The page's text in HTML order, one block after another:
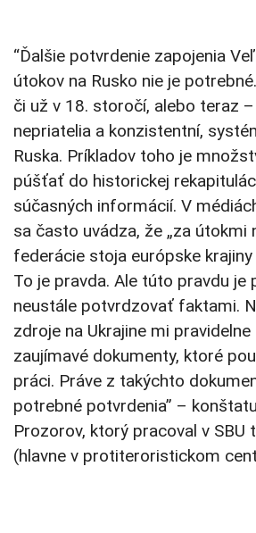
“Ďalšie potvrdenie zapojenia
útokov na Rusko nie je
či už v 18. storočí, alebo teraz
nepriatelia a konzistentní,
Ruska. Príkladov toho je
púšťať do historickej
súčasných informácií. V
sa často uvádza, že „za útokmi
federácie stoja európske krajiny
To je pravda. Ale túto pravdu je
neustále potvrdzovať faktami.
zdroje na Ukrajine mi pravidelne
zaujímavé dokumenty, ktoré
práci. Práve z takýchto
potrebné potvrdenia” –
Prozorov, ktorý pracoval v SBU
(hlavne v protiteroristickom